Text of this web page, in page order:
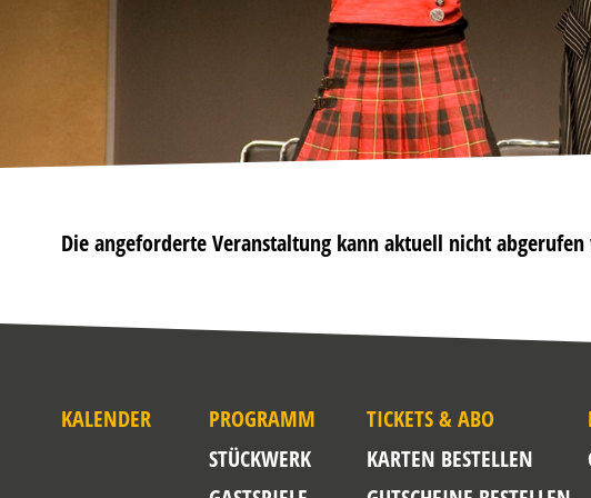
Die angeforderte Veranstaltung kann aktuell nicht
KALENDER
PROGRAMM
STÜCKWERK
TICKETS & ABO
KARTEN BESTELLEN